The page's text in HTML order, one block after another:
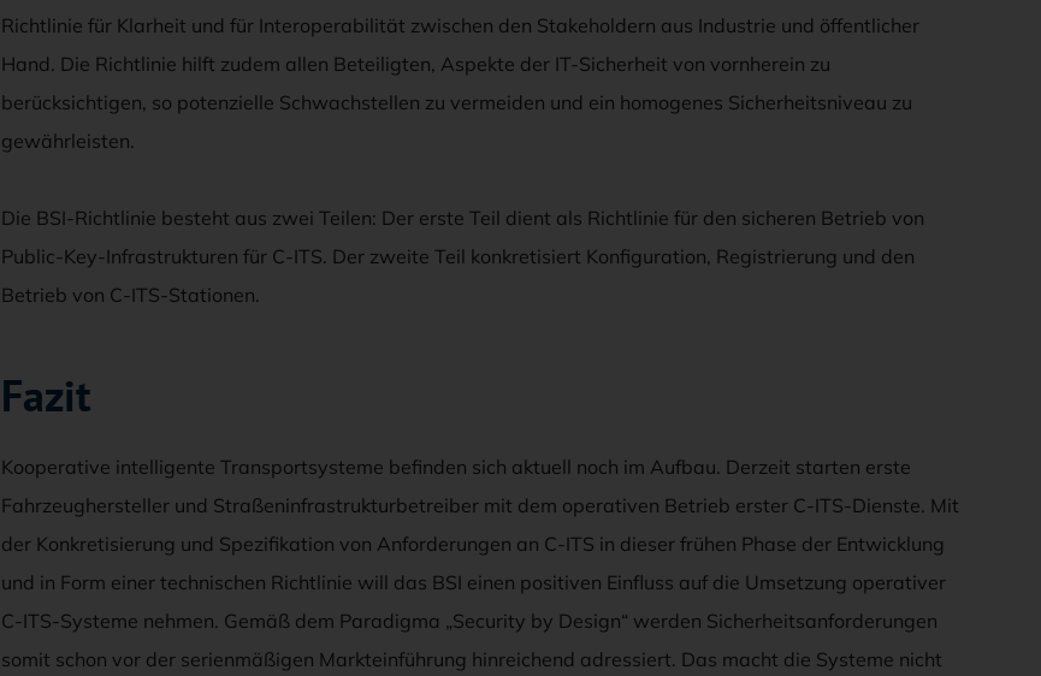
Richtlinie für Klarheit und für Interoperabilität zwischen den Stakeholdern aus Industrie und öffentlicher
Hand. Die Richtlinie hilft zudem allen Beteiligten, Aspekte der IT-Sicherheit von vornherein zu
berücksichtigen, so potenzielle Schwachstellen zu vermeiden und ein homogenes Sicherheitsniveau zu
gewährleisten.
Die BSI-Richtlinie besteht aus zwei Teilen: Der erste Teil dient als Richtlinie für den sicheren Betrieb von
Public-Key-Infrastrukturen für C-ITS. Der zweite Teil konkretisiert Konfiguration, Registrierung und den
Betrieb von C-ITS-Stationen.
Fazit
Kooperative intelligente Transportsysteme befinden sich aktuell noch im Aufbau. Derzeit starten erste
Fahrzeughersteller und Straßeninfrastrukturbetreiber mit dem operativen Betrieb erster C-ITS-Dienste. Mit
der Konkretisierung und Spezifikation von Anforderungen an C-ITS in dieser frühen Phase der Entwicklung
und in Form einer technischen Richtlinie will das BSI einen positiven Einfluss auf die Umsetzung operativer
C-ITS-Systeme nehmen. Gemäß dem Paradigma „Security by Design“ werden Sicherheitsanforderungen
somit schon vor der serienmäßigen Markteinführung hinreichend adressiert. Das macht die Systeme nicht